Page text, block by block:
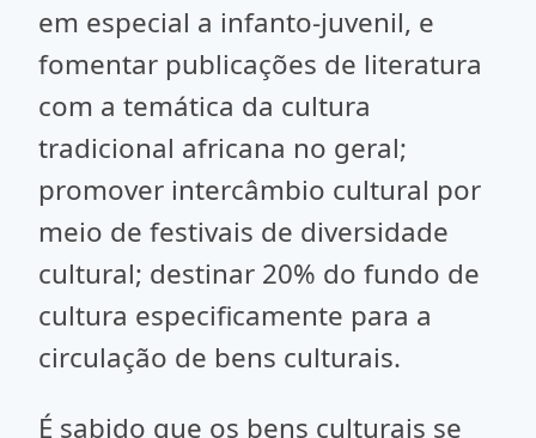
em especial a infanto-juvenil, e
fomentar publicações de literatura
com a temática da cultura
tradicional africana no geral;
promover intercâmbio cultural por
meio de festivais de diversidade
cultural; destinar 20% do fundo de
cultura especificamente para a
circulação de bens culturais.
É sabido que os bens culturais se